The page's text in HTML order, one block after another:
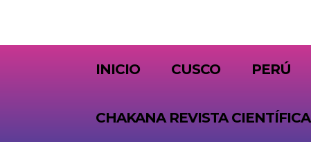
INICIO CUSCO PERÚ
CHAKANA REVISTA CIENTÍFICA